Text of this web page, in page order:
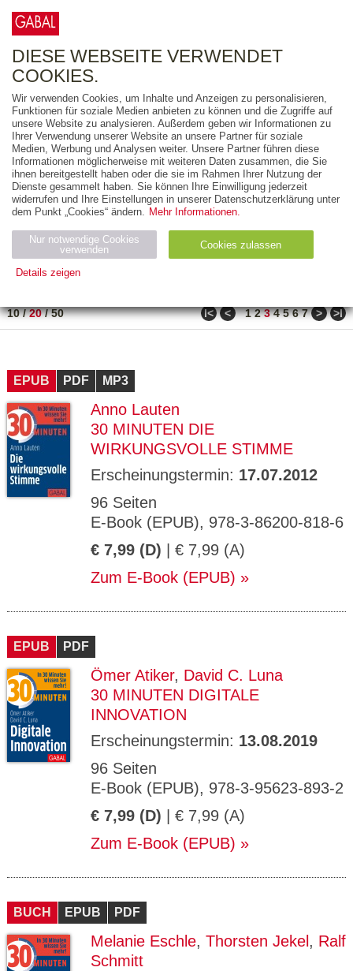
FREITEXT
AUSGABEART
AUS DER REIHE
ZUM THEMA
Neuerscheinung
Bestseller
PREIS
10/20/50 ǀ< < 1 2 3 4 5 6 7 > >ǀ
EPUB PDF MP3
Anno Lauten
30 MINUTEN DIE
WIRKUNGSVOLLE STIMME
Erscheinungstermin: 17.07.2012
96 Seiten
E-Book (EPUB), 978-3-86200-818-6
€ 7,99 (D) | € 7,99 (A)
Zum E-Book (EPUB)
EPUB PDF
Ömer Atiker, David C. Luna
30 MINUTEN DIGITALE
INNOVATION
Erscheinungstermin: 13.08.2019
96 Seiten
E-Book (EPUB), 978-3-95623-893-2
€ 7,99 (D) | € 7,99 (A)
Zum E-Book (EPUB)
BUCH EPUB PDF
Melanie Eschle, Thorsten Jekel , Ralf
Schmitt
DIESE WEBSEITE VERWENDET
COOKIES.
Wir verwenden Cookies, um Inhalte und Anzeigen zu personalisieren,
Funktionen für soziale Medien anbieten zu können und die Zugriffe auf
unsere Website zu analysieren. Außerdem geben wir Informationen zu
Ihrer Verwendung unserer Website an unsere Partner für soziale
Medien, Werbung und Analysen weiter. Unsere Partner führen diese
Informationen möglicherweise mit weiteren Daten zusammen, die Sie
ihnen bereitgestellt haben oder die sie im Rahmen Ihrer Nutzung der
Dienste gesammelt haben. Sie können Ihre Einwilligung jederzeit
widerrufen und Ihre Einstellungen in unserer Datenschutzerklärung unter
dem Punkt „Cookies“ ändern. Mehr Informationen.
Nur notwendige Cookies
verwenden
Cookies zulassen
Details zeigen
Name Zweck
Ty
ESSION
_ID
verlag.
de
Session verwendet
GV_CO
OKIES
gabal-
Speichert den Zustimmungsstatus des
Domäne.